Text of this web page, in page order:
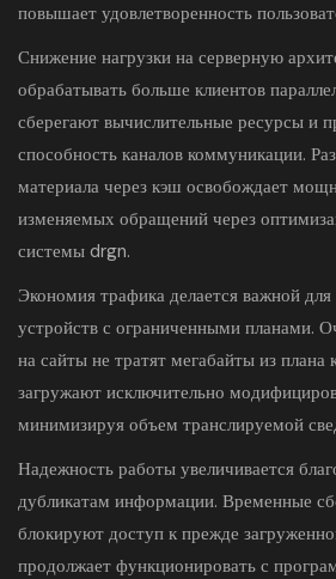
повышает удовлетворенность
Снижение нагрузки на серверную
обрабатывать больше клиентов
сберегают вычислительные ресурсы и
способность каналов коммуникации.
материала через кэш освобождает
изменяемых обращений через
системы drgn.
Экономия трафика делается важной
устройств с ограниченными планами.
на сайты не тратят мегабайты из
загружают исключительно
минимизируя объем транслируемой
Надежность работы увеличивается
дубликатам информации. Временные
блокируют доступ к прежде
продолжает функционировать с